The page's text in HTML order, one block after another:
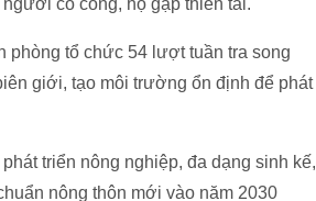
có công, hộ gặp thiên tai.
tổ chức 54 lượt tuần tra song
giới, tạo môi trường ổn định để phát
triển nông nghiệp, đa dạng sinh kế,
nông thôn mới vào năm 2030